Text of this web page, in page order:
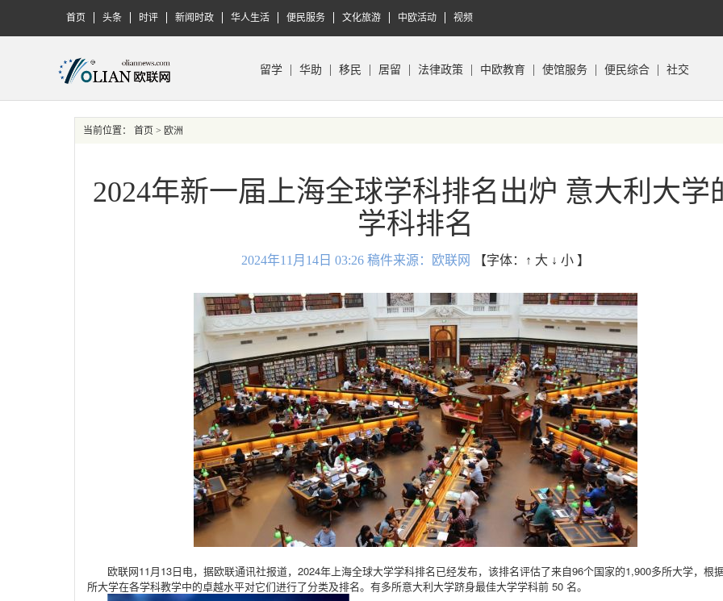
首页 头条 时评 新闻时政 华人生活 便民服务 文化旅游 中欧活动 视频
留学 华助 移民 居留 法律政策 中欧教育 使馆服务 便民综合 社交
当前位置： 首页 > 欧洲
2024年新一届上海全球学科排名出炉 意大利大学
学科排名
2024年11月14日 03:26 稿件来源：欧联网 【字体： ↑ 大 ↓ 小 】
欧联网11月13日电，据欧联通讯社报道，2024年上海全球大学学科排名已经发布，该排名评估了来自96个国家的1,900多所大学，根
所大学在各学科教学中的卓越水平对它们进行了分类及排名。有多所意大利大学跻身最佳大学学科前 50 名。